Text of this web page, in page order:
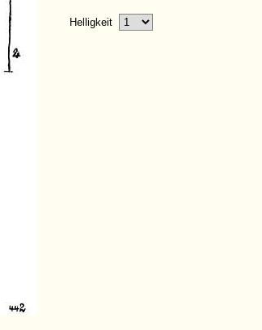
Helligkeit